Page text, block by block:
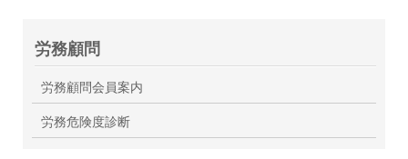
労務顧問
労務顧問会員案内
労務危険度診断